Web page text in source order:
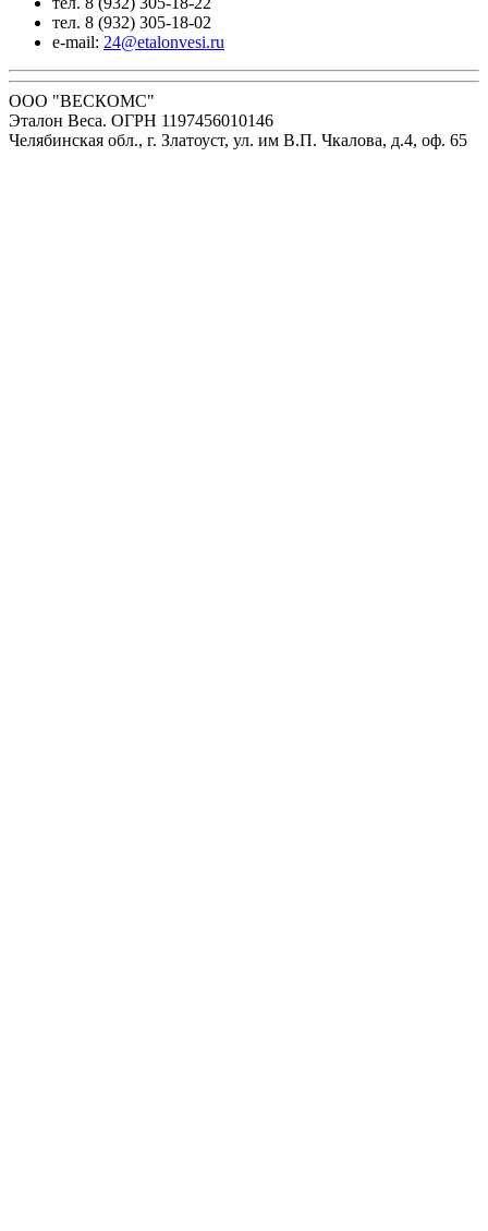
тел. 8 (932) 305-18-02
e-mail: 24@etalonvesi.ru
ООО "ВЕСКОМС"
Эталон Веса. ОГРН 1197456010146
Челябинская обл., г. Златоуст, ул. им В.П. Чкалова, д.4, оф. 65